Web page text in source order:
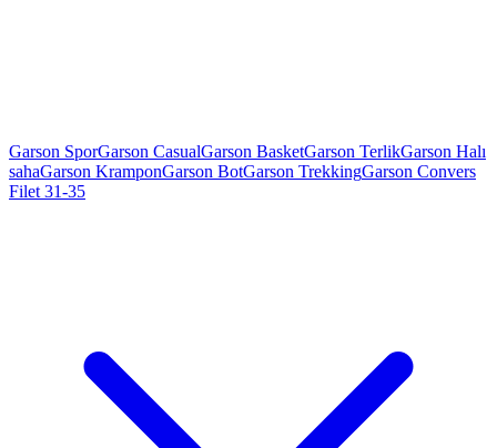
Garson SporGarson CasualGarson BasketGarson TerlikGarson Halı
sahaGarson KramponGarson BotGarson TrekkingGarson Convers
Filet 31-35